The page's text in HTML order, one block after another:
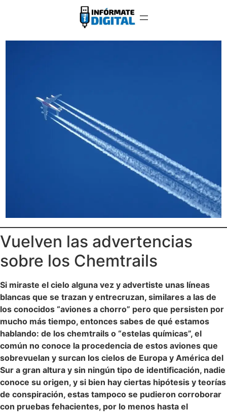
Vuelven las advertencias
sobre los Chemtrails
Si miraste el cielo alguna vez y advertiste unas líneas
blancas que se trazan y entrecruzan, similares a las de
los conocidos “aviones a chorro” pero que persisten por
mucho más tiempo, entonces sabes de qué estamos
hablando: de los chemtrails o “estelas químicas”, el
común no conoce la procedencia de estos aviones que
sobrevuelan y surcan los cielos de Europa y América del
Sur a gran altura y sin ningún tipo de identificación, nadie
conoce su origen, y si bien hay ciertas hipótesis y teorías
de conspiración, estas tampoco se pudieron corroborar
con pruebas fehacientes, por lo menos hasta el